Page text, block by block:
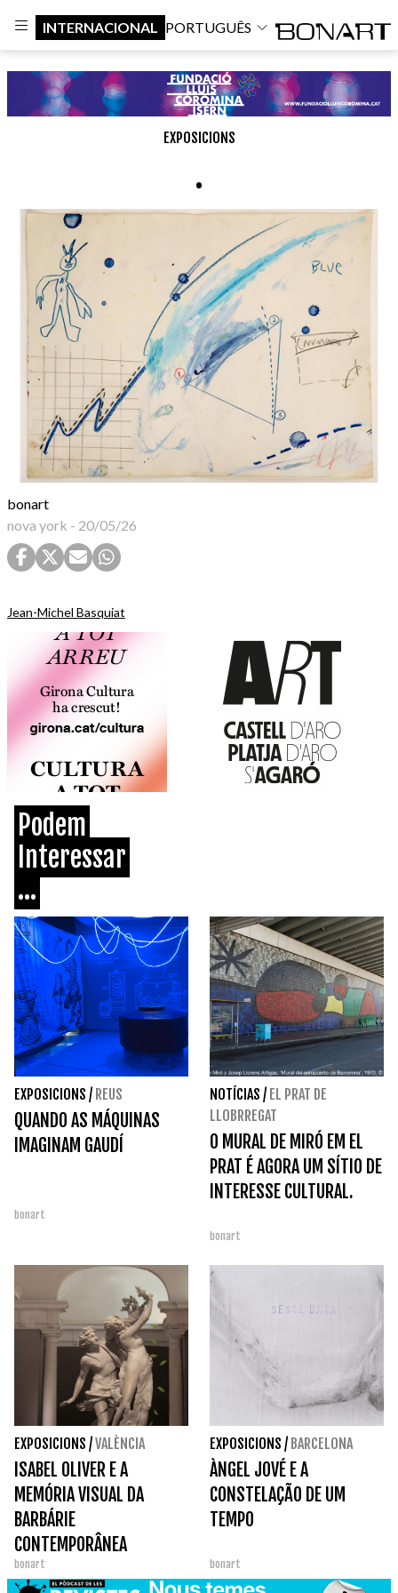
INTERNACIONAL PORTUGUÊS
EXPOSICIONS
.
bonart
nova york - 20/05/26
Jean-Michel Basquiat
Podem
Interessar
...
EXPOSICIONS / REUS
QUANDO AS MÁQUINAS
IMAGINAM GAUDÍ
bonart
NOTÍCIAS / EL PRAT DE
LLOBRREGAT
O MURAL DE MIRÓ EM EL
PRAT É AGORA UM SÍTIO DE
INTERESSE CULTURAL.
bonart
EXPOSICIONS /VALÈNCIA
ISABEL OLIVER E A
MEMÓRIA VISUAL DA
BARBÁRIE
CONTEMPORÂNEA
bonart
EXPOSICIONS / BARCELONA
ÀNGEL JOVÉ E A
CONSTELAÇÃO DE UM
TEMPO
bonart